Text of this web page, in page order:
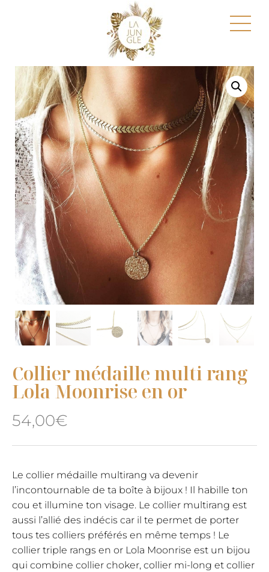
Collier médaille multi rang
Lola Moonrise en or
54,00€
Le collier médaille multirang va devenir
l’incontournable de ta boîte à bijoux ! Il habille ton
cou et illumine ton visage. Le collier multirang est
aussi l’allié des indécis car il te permet de porter
tous tes colliers préférés en même temps ! Le
collier triple rangs en or Lola Moonrise est un bijou
qui combine collier choker, collier mi-long et collier